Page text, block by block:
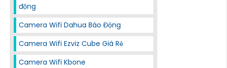
động
Camera Wifi Dahua Báo Động
Camera Wifi Ezviz Cube Giá Rẻ
Camera Wifi Kbone